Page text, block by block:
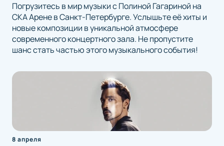
Погрузитесь в мир музыки с Полиной Гагариной на
СКА Арене в Санкт-Петербурге. Услышьте её хиты и
новые композиции в уникальной атмосфере
современного концертного зала. Не пропустите
шанс стать частью этого музыкального события!
8 апреля